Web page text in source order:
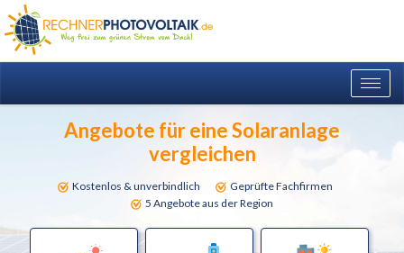
Angebote für eine Solaranlage
vergleichen
Kostenlos & unverbindlich
Geprüfte Fachfirmen
5 Angebote aus der Region